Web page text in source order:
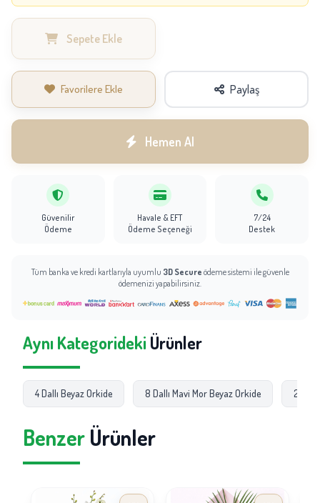
Sepete Ekle
Favorilere Ekle Paylaş
Hemen Al
Güvenilir
Ödeme
Havale & EFT
Ödeme Seçeneği
7/24
Destek
Tüm banka ve kredi kartlarıyla uyumlu 3D Secure ödeme sistemi ile güvenle
ödemenizi yapabilirsiniz.
Aynı Kategorideki Ürünler
4 Dallı Beyaz Orkide 8 Dallı Mavi Mor Beyaz Orkide 21
Benzer Ürünler